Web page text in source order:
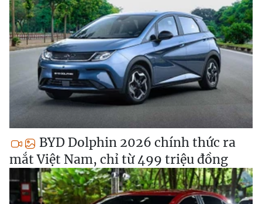
BYD Dolphin 2026 chính thức ra
mắt Việt Nam, chỉ từ 499 triệu đồng